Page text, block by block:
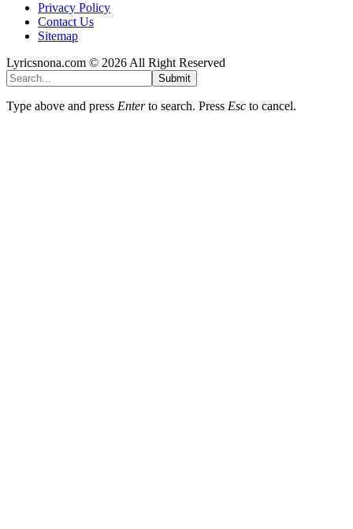
Privacy Policy
Contact Us
Sitemap
Lyricsnona.com © 2026 All Right Reserved
Submit
Type above and press Enterto search. Press Esc to cancel.